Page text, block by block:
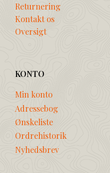
Returnering
Kontakt os
Oversigt
KONTO
Min konto
Adressebog
Ønskeliste
Ordrehistorik
Nyhedsbrev